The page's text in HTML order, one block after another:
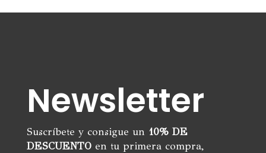
Newsletter
Suscríbete y consigue un 10% DE
DESCUENTOen tu primera compra,